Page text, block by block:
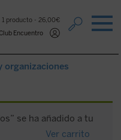
1 producto
26,00€
Encuentro
organizaciones
se ha añadido a tu
Ver carrito